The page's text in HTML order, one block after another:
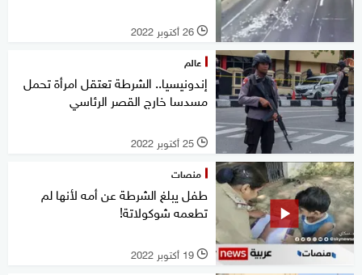
l 26 أكتوبر 2022
عالم
إندونيسيا.. الشرطة تعتقل امرأة تحمل
مسدسا خارج القصر الرئاسي
l 25 أكتوبر 2022
منصات
طفل يبلغ الشرطة عن أمه لأنها لم
تطعمه شوكولاتة!
l 19 أكتوبر 2022